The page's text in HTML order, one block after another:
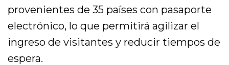
provenientes de 35 países con pasaporte
electrónico, lo que permitirá agilizar el
ingreso de visitantes y reducir tiempos de
espera.